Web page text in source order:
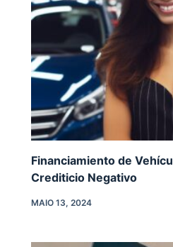
Financiamiento de
Crediticio Negativo
MAIO 13, 2024